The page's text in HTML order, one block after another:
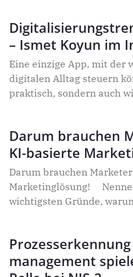
steigern.
Sicherheitslösungen,
der Mobilität und die Rolle
– Ismet Koyun im
Eine einzige App, mit der
digitalen Alltag steuern
praktisch, sondern auch
Trend für die
Deutschland nur mit einer
digital werden kann,
im Interview.
Darum brauchen
KI-basierte
Darum brauchen
Marketinglösung!
wichtigsten Gründe,
management